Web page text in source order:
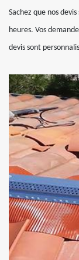
Sachez que nos
heures. Vos
devis sont